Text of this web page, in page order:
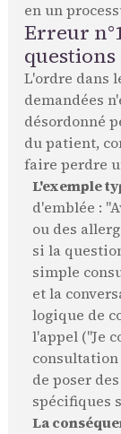
en un
Erreur
L'ordre dans
demandées
désordonné
du patient,
faire perdre
L'exemple
d'emblée :
ou des
si la
simple
et la
logique de
l'appel ("Je
de poser
spécifiques
La